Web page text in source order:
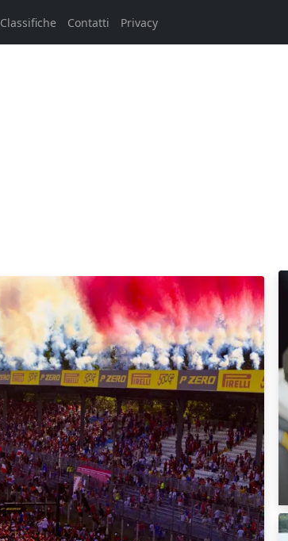
Classifiche Contatti Privacy